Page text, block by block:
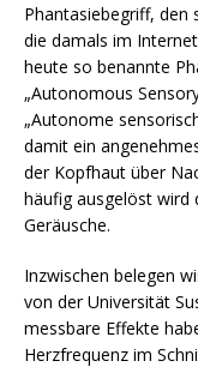
Phantasiebegriff, den
die damals im
heute so benannte
„Autonomous
„Autonome
damit ein
der Kopfhaut über
häufig ausgelöst wird
Geräusche.
Inzwischen belegen
von der Universität
messbare Effekte
Herzfrequenz im